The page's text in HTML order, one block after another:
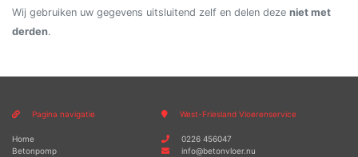
Wij gebruiken uw gegevens uitsluitend zelf en delen deze niet met
derden.
Pagina navigatie
Home
Betonpomp
West-Friesland Vloerenservice
0226 456047
info@betonvloer.nu